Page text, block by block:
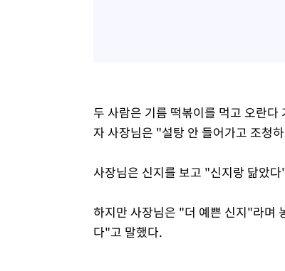
두 사람은 기름 떡볶이를 먹고 오란
자 사장님은 "설탕 안 들어가고 조청
사장님은 신지를 보고 "신지랑 닮았
하지만 사장님은 "더 예쁜 신지"라며
다"고 말했다.